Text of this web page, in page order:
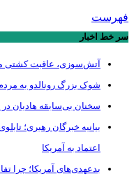
فهرست
سر خط اخبار
آتش‌سوزی، عاقبت کشتی
شوک بزرگ رونالدو به
سخنان بی‌سابقه هادیان در
بیانیه خبرگان رهبری؛
اعتماد به آمریکا
بدعهدی‌های آمریکا؛ چرا